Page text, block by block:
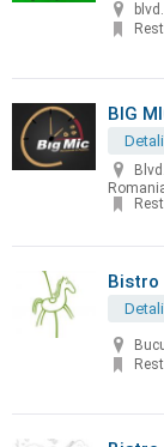
BIG
Bistro